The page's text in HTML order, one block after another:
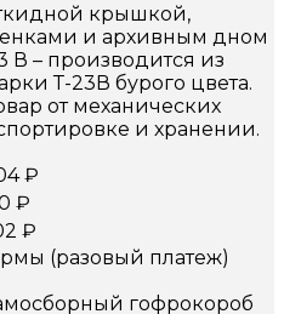
крышкой,
и архивным дном
В – производится из
Т-23В бурого цвета.
от механических
и хранении.
₽
₽
₽
(разовый платеж)
гофрокороб